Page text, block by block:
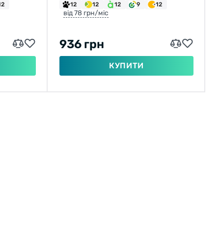
12 12 12 9 12
від 78 грн/міс
936 грн
КУПИТИ